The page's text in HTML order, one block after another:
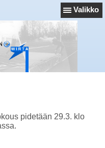
Valikko
pidetään 29.3. klo